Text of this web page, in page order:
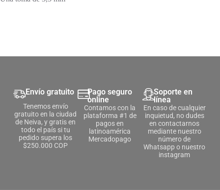
Envío gratuito
Tenemos envío
gratuito en la ciudad
de Neiva, y gratis en
todo el país si tu
pedido supera los
$250.000 COP
Pago seguro
online
Contamos con la
plataforma #1 de
pagos en
latinoamérica
Mercadopago
Soporte en
línea
En caso de cualquier
inquietud, no dudes
en contactarnos
mediante nuestro
número de
Whatsapp o nuestro
instagram